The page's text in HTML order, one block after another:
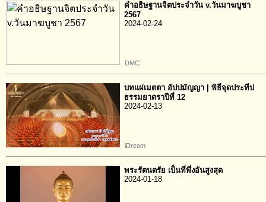
คำอธิษฐานจิตประจำวัน v.วันมาฆบูชา
2567
2024-02-24
DMC
บทแผ่เมตตา อัปปมัญญา | พิธีจุดประทีป
ธรรมยาตราปีที่ 12
2024-02-13
iDream
พระรัตนตรัย เป็นที่พึ่งอันสูงสุด
2024-01-18